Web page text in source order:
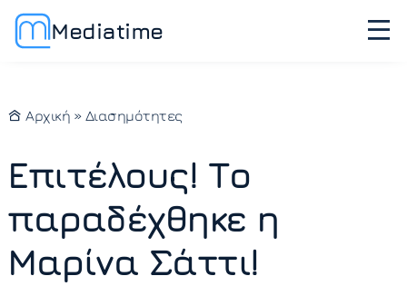
Mediatime
Αρχική » Διασημότητες
Επιτέλους! Το
παραδέχθηκε η
Μαρίνα Σάττι!